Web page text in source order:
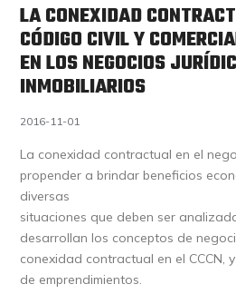
LA CONEXIDAD
CÓDIGO CIVIL Y
EN LOS NEGOCIOS
INMOBILIARIOS
2016-11-01
La conexidad contractual en el
propender a brindar beneficios
diversas
situaciones que deben ser
desarrollan los conceptos de
conexidad contractual en el CCCN,
de emprendimientos.